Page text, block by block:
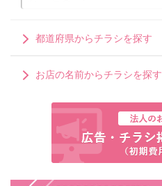
都道府県からチラシを探す
お店の名前からチラシを探す